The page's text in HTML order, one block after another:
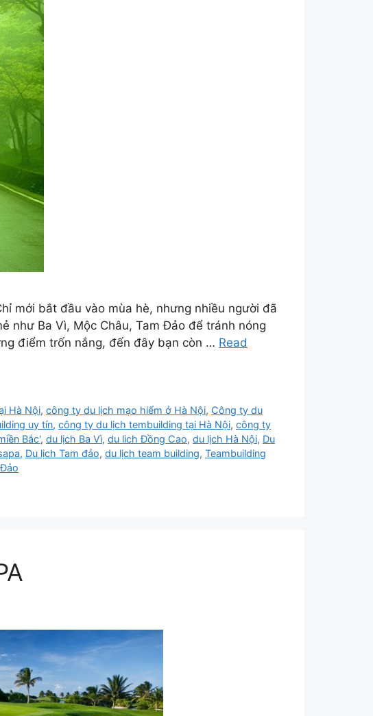
mới bắt đầu vào mùa hè, nhưng nhiều người đã
như Ba Vì, Mộc Châu, Tam Đảo để tránh nóng
điểm trốn nắng, đến đây bạn còn … Read
Hà Nội,công ty du lịch mạo hiểm ở Hà Nội, Công ty du
uy tín, công ty du lịch tembuilding tại Hà Nội, công ty
Bắc', du lịch Ba Vì, du lich Đồng Cao, du lịch Hà Nội, Du
, Du lịch Tam đảo, du lịch team building, Teambuilding